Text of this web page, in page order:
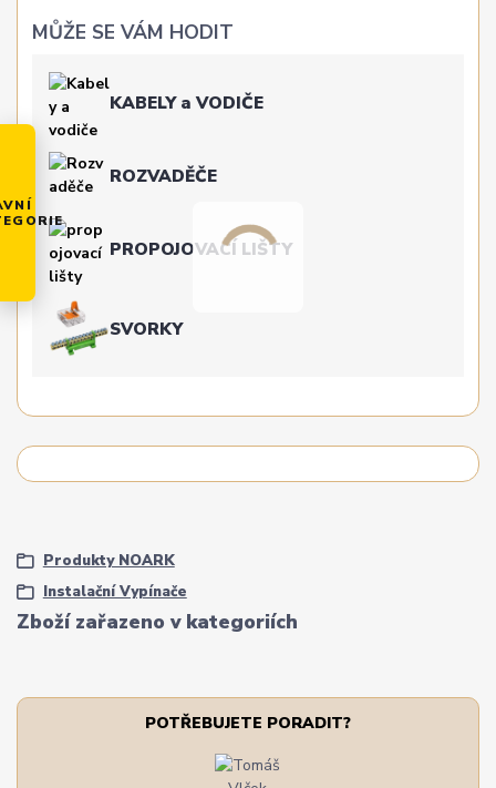
MŮŽE SE VÁM HODIT
KABELY a VODIČE
ROZVADĚČE
PROPOJOVACÍ LIŠTY
SVORKY
Zboží zařazeno v kategoriích
Produkty NOARK
Instalační Vypínače
POTŘEBUJETE PORADIT?